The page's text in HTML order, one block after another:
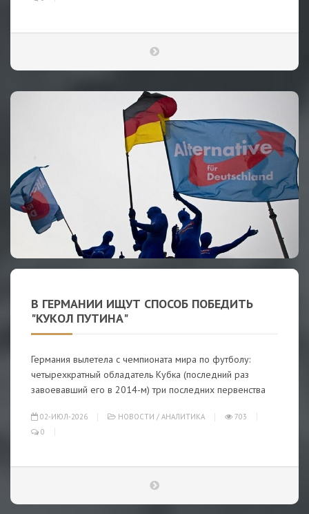
В ГЕРМАНИИ ИЩУТ СПОСОБ ПОБЕДИТЬ
"КУКОЛ ПУТИНА"
Германия вылетела с чемпионата мира по футболу:
четырехкратный обладатель Кубка (последний раз
завоевавший его в 2014-м) три последних первенства
02-ИЮЛ-2026 НОВОСТИ / АНАЛИТИКА
703
0